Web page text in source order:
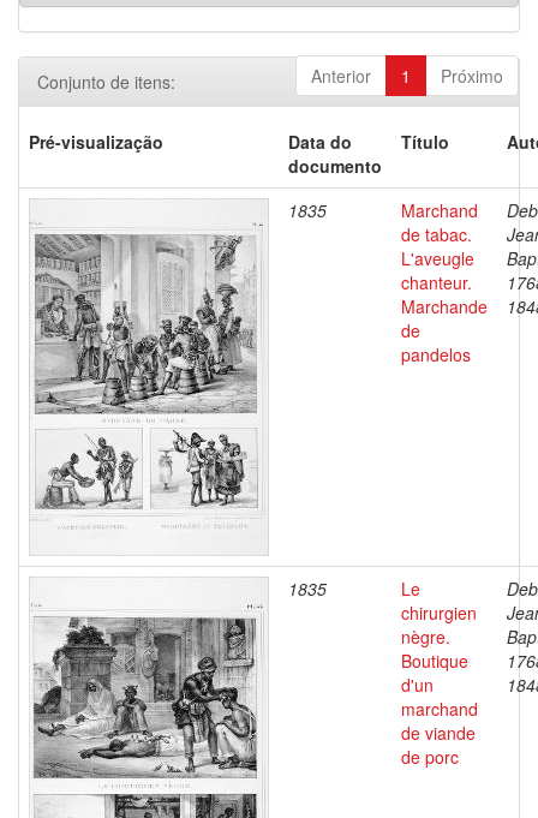
Anterior 1 Próximo
Conjunto de itens:
Pré-visualização
Data do
documento
Título
1835
Marchand
de tabac.
L'aveugle
chanteur.
Marchande
de
pandelos
1835
Le
chirurgien
nègre.
Boutique
d'un
marchand
de viande
de porc